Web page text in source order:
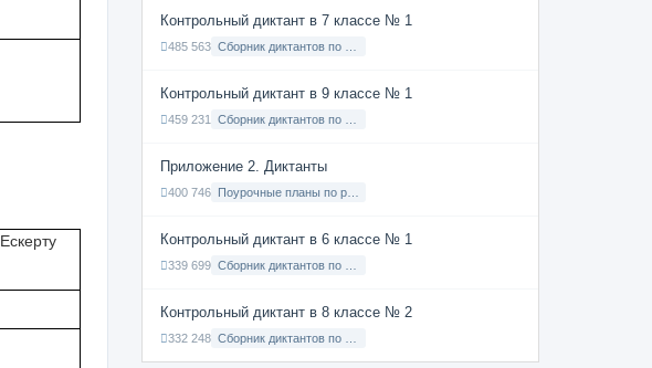
Ескерту
Контрольный диктант в 7 классе № 1
485 563
Контрольный диктант в 9 классе № 1
459 231
Приложение 2. Диктанты
400 746
Контрольный диктант в 6 классе № 1
339 699
Контрольный диктант в 8 классе № 2
332 248